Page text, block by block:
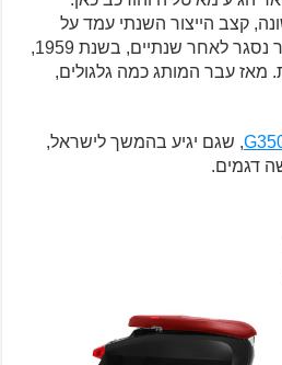
הראשונה, קצב הייצור השנתי עמד על
מספר אלפים, אך קו הייצור נסגר לאחר שנתיים, בשנת 1959,
מאז עבר המותג כמה גלגולים,
, שגם יגיע בהמשך לישראל,
דגמים.